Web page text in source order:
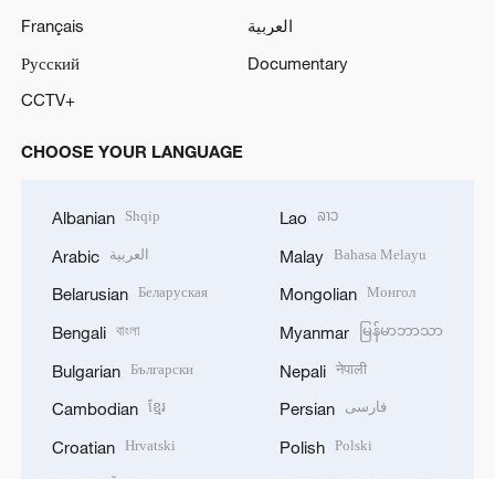
Français
العربية
Русский
Documentary
CCTV+
CHOOSE YOUR LANGUAGE
Albanian Shqip
Arabic العربية
Belarusian Беларуская
Bengali বাংলা
Bulgarian Български
Cambodian ខ្មែរ
Croatian Hrvatski
Lao ລາວ
Malay Bahasa Melayu
Mongolian Монгол
Myanmar မြန်မာဘာသာ
Nepali नेपाली
Persian فارسی
Polish Polski